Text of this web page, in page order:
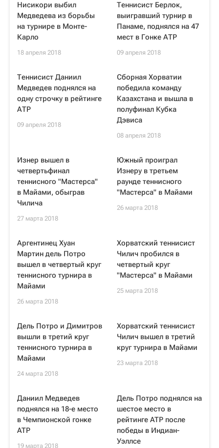
Нисикори выбил
Медведева из борьбы
на турнире в Монте-
Карло
18 апреля 2018
Теннисист Берлок,
выигравший турнир в
Панаме, поднялся на 47
мест в Гонке АТР
09 апреля 2018
Теннисист Даниил
Медведев поднялся на
одну строчку в рейтинге
АТР
09 апреля 2018
Сборная Хорватии
победила команду
Казахстана и вышла в
полуфинал Кубка
Дэвиса
08 апреля 2018
Изнер вышел в
четвертьфинал
теннисного "Мастерса"
в Майами, обыграв
Чилича
27 марта 2018
Южный проиграл
Изнеру в третьем
раунде теннисного
"Мастерса" в Майами
26 марта 2018
Аргентинец Хуан
Мартин дель Потро
вышел в четвертый круг
теннисного турнира в
Майами
26 марта 2018
Хорватский теннисист
Чилич пробился в
четвертый круг
"Мастерса" в Майами
25 марта 2018
Дель Потро и Димитров
вышли в третий круг
теннисного турнира в
Майами
24 марта 2018
Хорватский теннисист
Чилич вышел в третий
круг турнира в Майами
23 марта 2018
Даниил Медведев
поднялся на 18-е место
в Чемпионской гонке
ATP
19 марта 2018
Дель Потро поднялся на
шестое место в
рейтинге ATP после
победы в Индиан-
Уэллсе